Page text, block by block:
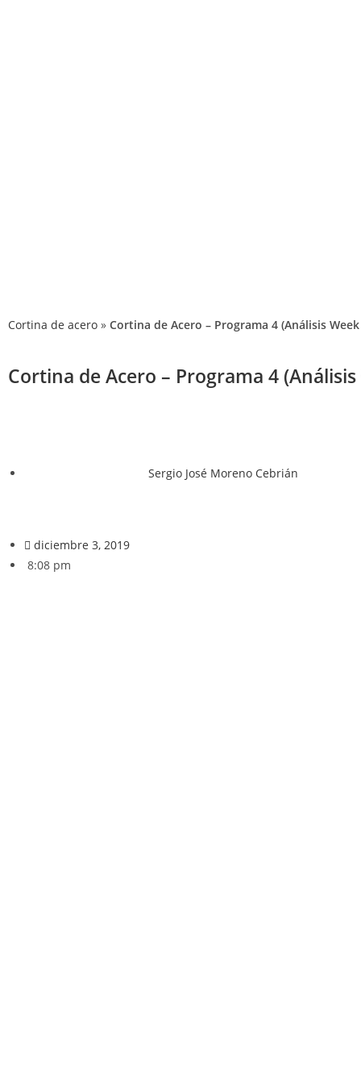
Cortina de acero » Cortina de Acero – Programa 4 (Análisis
Cortina de Acero – Programa 4
Sergio José Moreno Cebrián
diciembre 3, 2019
8:08 pm